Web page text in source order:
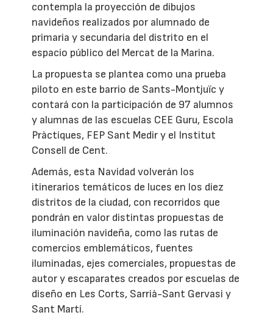
contempla la proyección de dibujos
navideños realizados por alumnado de
primaria y secundaria del distrito en el
espacio público del Mercat de la Marina.
La propuesta se plantea como una prueba
piloto en este barrio de Sants-Montjuïc y
contará con la participación de 97 alumnos
y alumnas de las escuelas CEE Guru, Escola
Pràctiques, FEP Sant Medir y el Institut
Consell de Cent.
Además, esta Navidad volverán los
itinerarios temáticos de luces en los diez
distritos de la ciudad, con recorridos que
pondrán en valor distintas propuestas de
iluminación navideña, como las rutas de
comercios emblemáticos, fuentes
iluminadas, ejes comerciales, propuestas de
autor y escaparates creados por escuelas de
diseño en Les Corts, Sarrià-Sant Gervasi y
Sant Martí.